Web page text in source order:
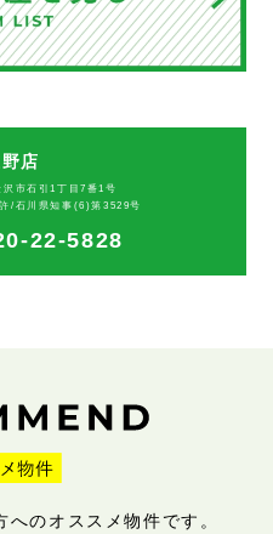
店
沢市石引1丁目7番1号
/石川県知事(6)第3529号
22-5828
のオススメ物件です。